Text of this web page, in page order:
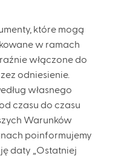
które mogą
w ramach
włączone do
odniesienie.
własnego
czasu do czasu
Warunków
poinformujemy
daty „Ostatniej